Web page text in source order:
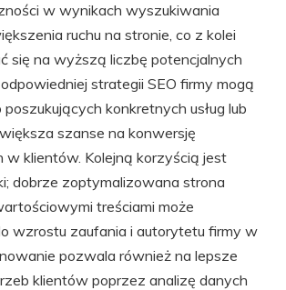
w wynikach wyszukiwania
ruchu na stronie, co z kolei
się na wyższą liczbę potencjalnych
strategii SEO firmy mogą
konkretnych usług lub
szanse na konwersję
w klientów. Kolejną korzyścią jest
dobrze zoptymalizowana strona
treściami może
wzrostu zaufania i autorytetu firmy w
pozwala również na lepsze
klientów poprzez analizę danych